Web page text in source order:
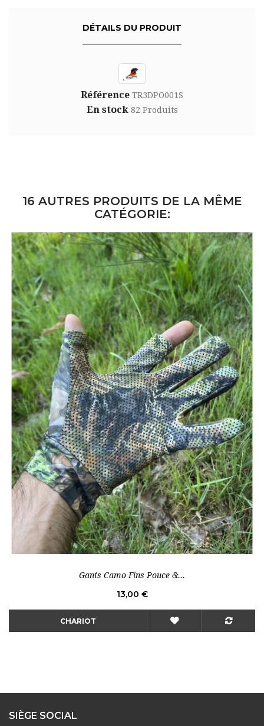
DÉTAILS DU PRODUIT
Référence TR3DPO001S
En stock 82 Produits
16 AUTRES PRODUITS DE LA MÊME
CATÉGORIE:
Gants Camo Fins Pouce &...
Prix
13,00 €
CHARIOT
SIÈGE SOCIAL